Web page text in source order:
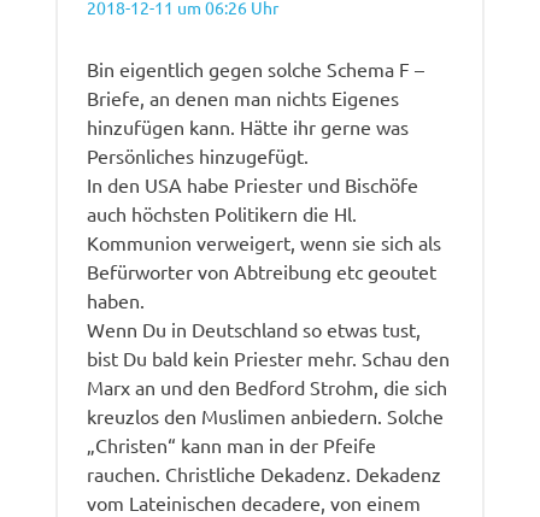
2018-12-11 um 06:26 Uhr
Bin eigentlich gegen solche Schema F –
Briefe, an denen man nichts Eigenes
hinzufügen kann. Hätte ihr gerne was
Persönliches hinzugefügt.
In den USA habe Priester und Bischöfe
auch höchsten Politikern die Hl.
Kommunion verweigert, wenn sie sich als
Befürworter von Abtreibung etc geoutet
haben.
Wenn Du in Deutschland so etwas tust,
bist Du bald kein Priester mehr. Schau den
Marx an und den Bedford Strohm, die sich
kreuzlos den Muslimen anbiedern. Solche
„Christen“ kann man in der Pfeife
rauchen. Christliche Dekadenz. Dekadenz
vom Lateinischen decadere, von einem